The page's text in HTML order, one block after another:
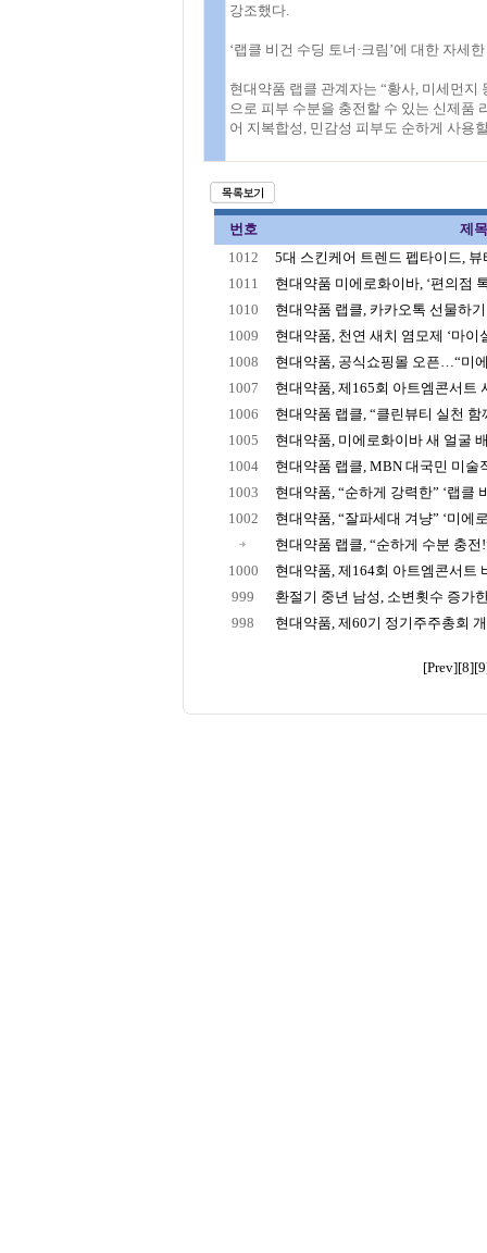
강조했다.
‘랩클 비건 수딩 토너·크림’에 대한 자세
현대약품 랩클 관계자는 “황사, 미세먼
으로 피부 수분을 충전할 수 있는 신제품
어 지복합성, 민감성 피부도 순하게 사용
번호
제목
1012
5대 스킨케어 트렌드 펩타이드, 뷰
1011
현대약품 미에로화이바, ‘편의점
1010
현대약품 랩클, 카카오톡 선물하
1009
현대약품, 천연 새치 염모제 ‘마이
1008
현대약품, 공식쇼핑몰 오픈…“미
1007
현대약품, 제165회 아트엠콘서트
1006
현대약품 랩클, “클린뷰티 실천
1005
현대약품, 미에로화이바 새 얼굴
1004
현대약품 랩클, MBN 대국민 미술
1003
현대약품, “순하게 강력한” ‘랩클
1002
현대약품, “잘파세대 겨냥” ‘미에
현대약품 랩클, “순하게 수분 충전
1000
현대약품, 제164회 아트엠콘서트
999
환절기 중년 남성, 소변횟수 증가
998
현대약품, 제60기 정기주주총회
[Prev][8]